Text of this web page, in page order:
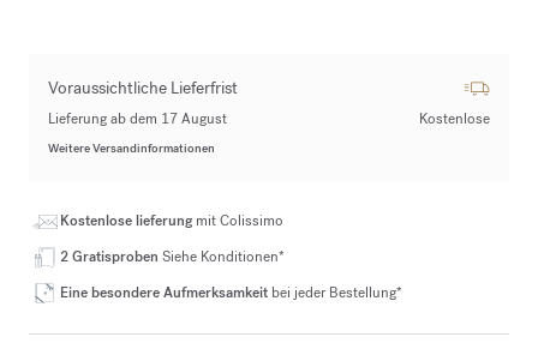
Voraussichtliche Lieferfrist
Lieferung ab dem 17 August Kostenlose
Weitere Versandinformationen
Kostenlose lieferungmit Colissimo
2 Gratisproben Siehe Konditionen*
Eine besondere Aufmerksamkeit bei jeder Bestellung*